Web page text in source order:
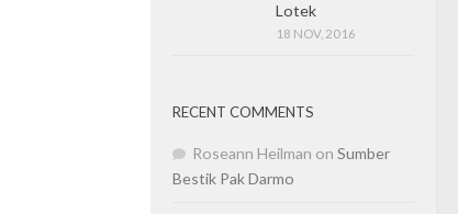
Lotek
18 NOV, 2016
RECENT COMMENTS
Roseann Heilman on Sumber
Bestik Pak Darmo